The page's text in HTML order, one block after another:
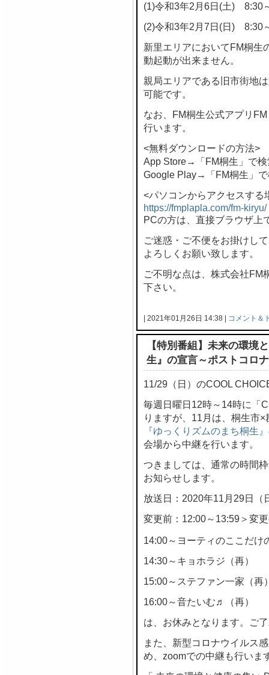
(1)令和3年2月6日(土) 8:30
(2)令和3年2月7日(日) 8:30
新里エリアにおいてFM桐生
動起動が出来ません。
親局エリアである旧市街地
可能です。
なお、FM桐生公式アプリ
行います。
<無料ダウンロードの方法>
App Store→「FM桐生」で検
Google Play→「FM桐生」
<パソコンからアクセスする
https://fmplapla.com/fm-kiryu/
PCの方は、直接ブラウザ上
ご迷惑・ご不便をお掛けし
よろしくお願い致します。
ご不明な点は、株式会社FM
下さい。
| 2021年01月26日 14:38 | コメント＆
【特別番組】未来の環境
生』の宣言～ポストコロ
11/29（日）のCOOL
毎週日曜日12時～14時に「
りますが、11月は、桐生市
『ゆっくりズムのまち桐生
会場から中継を行います。
つきましては、通常の時間
お知らせします。
放送日：2020年11月29日（
変更前：12:00～13:59＞変
14:00～ヨーティのここだけ
14:30～キョホラジ（再）
15:00～ステファン一家（再
16:00～音たいむ♬（再）
は、お休みとなります。ご
また、新型コロナウイルス
め、zoomでの中継も行いま